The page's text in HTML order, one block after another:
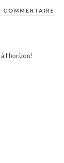
COMMENTAIRE
l’horizon!